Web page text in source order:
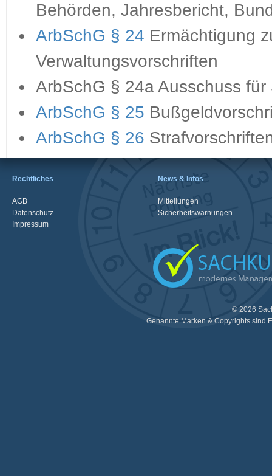
Behörden, Jahresbericht,
ArbSchG § 24 Ermächtigung
Verwaltungsvorschriften
ArbSchG § 24a Ausschuss
ArbSchG § 25
ArbSchG § 26
Rechtliches
AGB
Datenschutz
Impressum
News & Infos
Mitteilungen
Sicherheitswarnungen
© 2026
Genannte Marken & Copyrights sind